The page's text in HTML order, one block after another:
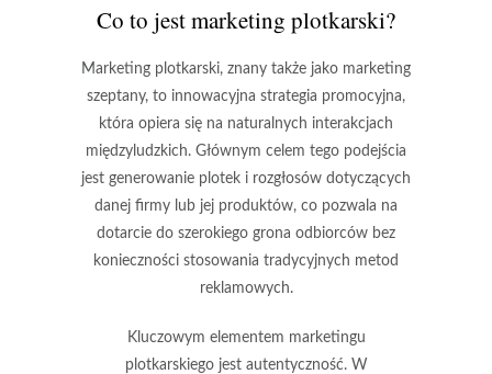
Co to jest marketing plotkarski?
Marketing plotkarski, znany także jako marketing
szeptany, to innowacyjna strategia promocyjna,
która opiera się na naturalnych interakcjach
międzyludzkich. Głównym celem tego podejścia
jest generowanie plotek i rozgłosów dotyczących
danej firmy lub jej produktów, co pozwala na
dotarcie do szerokiego grona odbiorców bez
konieczności stosowania tradycyjnych metod
reklamowych.
Kluczowym elementem marketingu
plotkarskiego jest autentyczność. W